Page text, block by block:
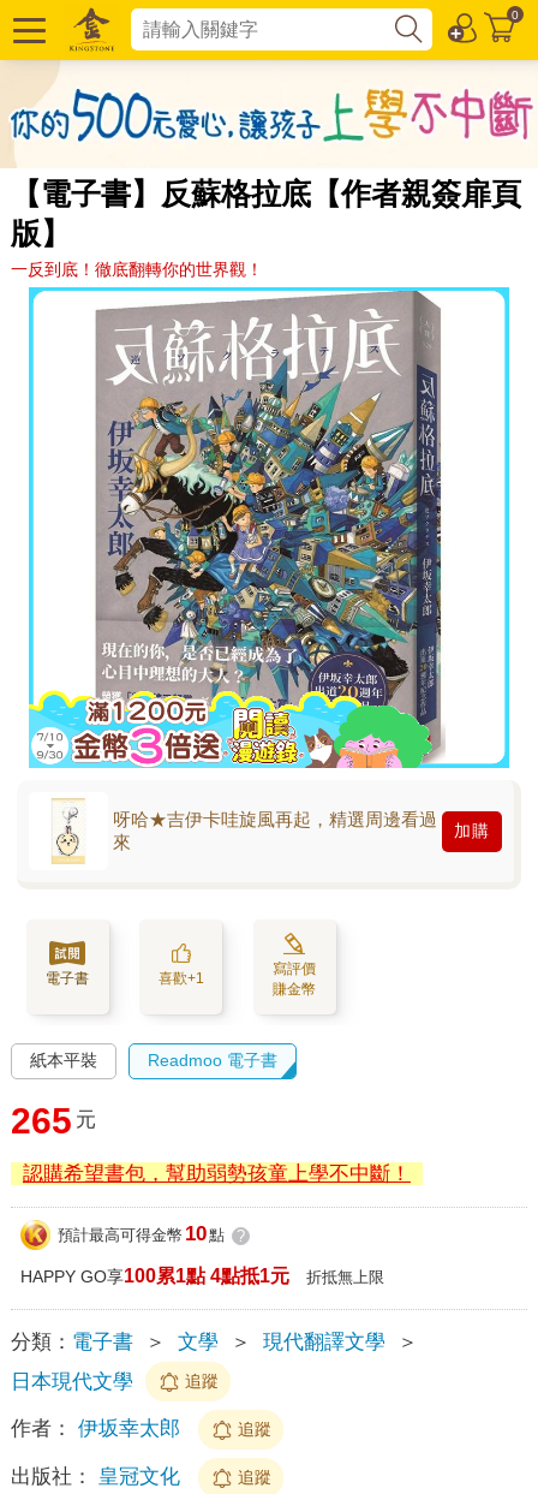
0
【電子書】反蘇格拉底【作者親簽扉頁
版】
一反到底！徹底翻轉你的世界觀！
呀哈★吉伊卡哇旋風再起，精選周邊看過
來
加購
電子書 喜歡+1
寫評價
賺金幣
紙本平裝 Readmoo 電子書
265 元
認購希望書包，幫助弱勢孩童上學不中斷！
預計最高可得金幣 10點 ?
HAPPY GO享100累1點 4點抵1元 折抵無上限
分類： 電子書 ＞ 文學 ＞ 現代翻譯文學
＞
日本現代文學
追蹤
作者： 伊坂幸太郎 追蹤
出版社： 皇冠文化 追蹤